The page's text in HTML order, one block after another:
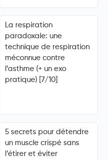
La respiration
paradoxale: une
technique de respiration
méconnue contre
l’asthme (+ un exo
pratique) [7/10]
5 secrets pour détendre
un muscle crispé sans
l’étirer et éviter